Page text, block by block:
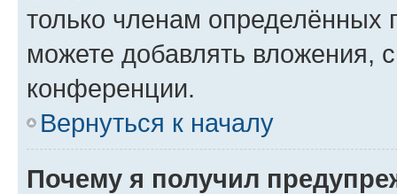
только членам определённых
можете добавлять вложения,
конференции.
Вернуться к началу
Почему я получил